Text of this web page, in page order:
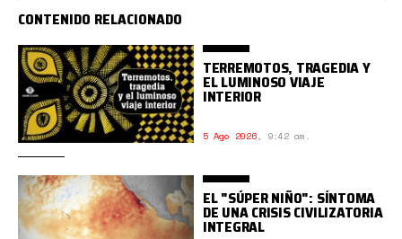
CONTENIDO RELACIONADO
TERREMOTOS, TRAGEDIA Y
EL LUMINOSO VIAJE
INTERIOR
5 Ago 2026, 9:42 am.
EL "SÚPER NIÑO": SÍNTOMA
DE UNA CRISIS CIVILIZATORIA
INTEGRAL